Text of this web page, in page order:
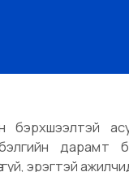
бэрхшээлтэй
дарамт
эрэгтэй